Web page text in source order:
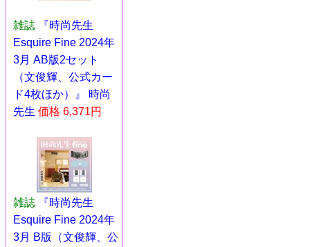
雑誌
『時尚先生
Esquire Fine 2024年
3月 AB版2セット
（文俊輝、公式カー
ド4枚ほか）』 時尚
先生 価格 6,371円
雑誌
『時尚先生
Esquire Fine 2024年
3月 B版（文俊輝、公